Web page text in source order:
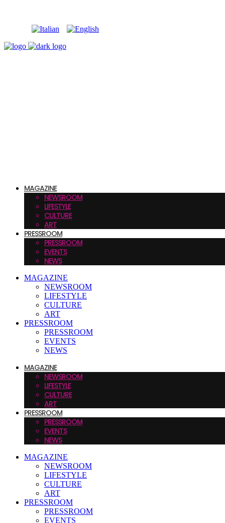
MAGAZINE
NEWSROOM
LIFESTYLE
CULTURE
ART
PRESSROOM
PRESSROOM
EVENTS
NEWS
MAGAZINE
NEWSROOM
LIFESTYLE
CULTURE
ART
PRESSROOM
PRESSROOM
EVENTS
NEWS
MAGAZINE
NEWSROOM
LIFESTYLE
CULTURE
ART
PRESSROOM
PRESSROOM
EVENTS
NEWS
MAGAZINE
NEWSROOM
LIFESTYLE
CULTURE
ART
PRESSROOM
PRESSROOM
EVENTS